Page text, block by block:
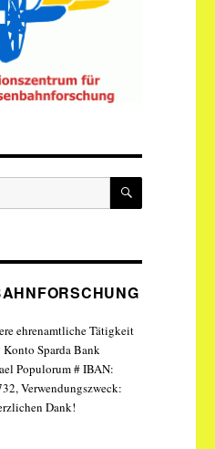
SUCHEN
ehrenamtliche Tätigkeit
Sparda Bank
Populorum # IBAN:
Verwendungszweck:
Dank!